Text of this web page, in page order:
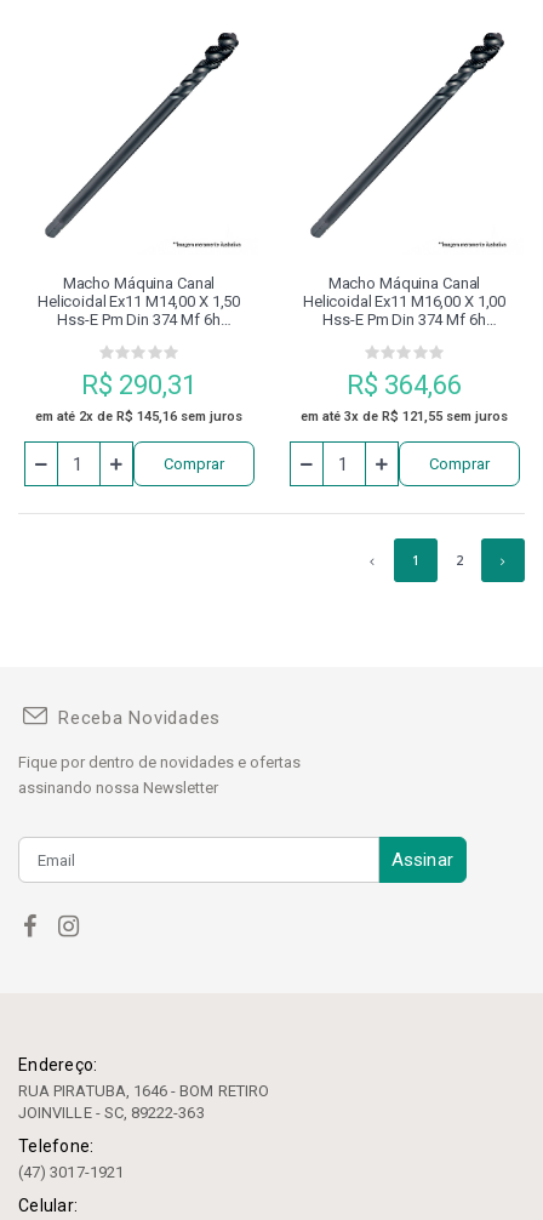
Macho Máquina Canal
Helicoidal Ex11 M14,00 X 1,50
Hss-E Pm Din 374 Mf 6h
R$ 290,31
em até 2x de R$ 145,16 sem juros
Comprar
Macho Máquina Canal
Helicoidal Ex11 M16,00 X 1,00
Hss-E Pm Din 374 Mf 6h
R$ 364,66
em até 3x de R$ 121,55 sem juros
Comprar
1 2
Receba Novidades
Fique por dentro de novidades e ofertas
assinando nossa Newsletter
Assinar
Endereço:
RUA PIRATUBA, 1646 - BOM RETIRO
JOINVILLE - SC, 89222-363
Telefone:
(47) 3017-1921
Celular: